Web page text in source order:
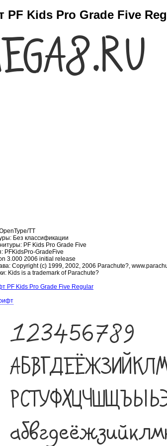
Kids Pro Grade Five
TT
Без классификации
PF Kids Pro Grade Five
PFKidsPro-GradeFive
3.000 2006 initial release
Copyright (c) 1999, 2002, 2006 Parachute?,
Kids is a trademark of Parachute?
PF Kids Pro Grade Five Regular